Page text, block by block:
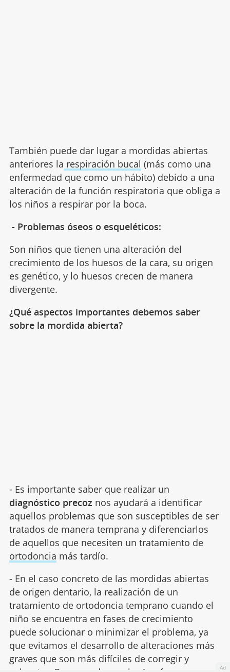
También puede dar lugar a mordidas abiertas
anteriores la respiración bucal (más como una
enfermedad que como un hábito) debido a una
alteración de la función respiratoria que obliga a
los niños a respirar por la boca.
- Problemas óseos o esqueléticos:
Son niños que tienen una alteración del
crecimiento de los huesos de la cara, su origen
es genético, y lo huesos crecen de manera
divergente.
¿Qué aspectos importantes debemos saber
sobre la mordida abierta?
- Es importante saber que realizar un
diagnóstico precoz nos ayudará a identificar
aquellos problemas que son susceptibles de ser
tratados de manera temprana y diferenciarlos
de aquellos que necesiten un tratamiento de
ortodoncia más tardío.
- En el caso concreto de las mordidas abiertas
de origen dentario, la realización de un
tratamiento de ortodoncia temprano cuando el
niño se encuentra en fases de crecimiento
puede solucionar o minimizar el problema, ya
que evitamos el desarrollo de alteraciones más
graves que son más difíciles de corregir y
Ad